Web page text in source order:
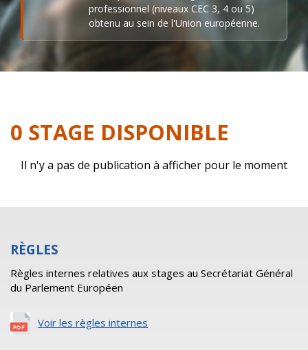
professionnel (niveaux CEC 3, 4 ou 5)
obtenu au sein de l'Union européenne.
0 STAGE DISPONIBLE
Il n'y a pas de publication à afficher pour le moment
RÈGLES
Règles internes relatives aux stages au Secrétariat Général
du Parlement Européen
Voir les règles internes